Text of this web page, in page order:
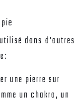
dans d’autres
une pierre sur
un chakra, un